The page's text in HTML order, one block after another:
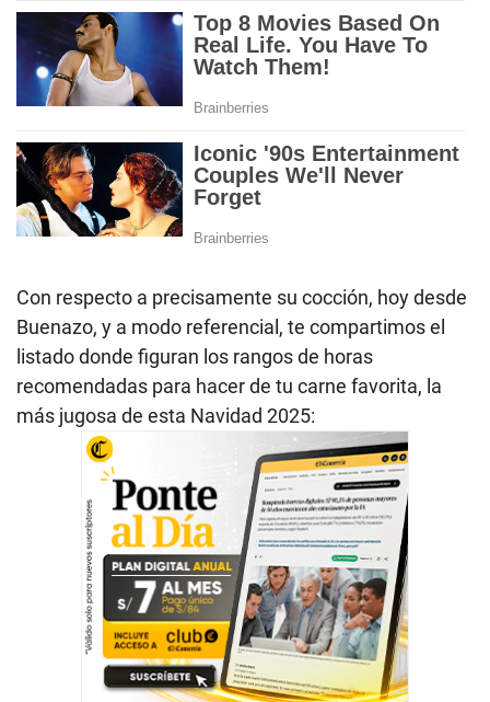
Con respecto a precisamente su cocción, hoy desde
Buenazo, y a modo referencial, te compartimos el
listado donde figuran los rangos de horas
recomendadas para hacer de tu carne favorita, la
más jugosa de esta Navidad 2025: